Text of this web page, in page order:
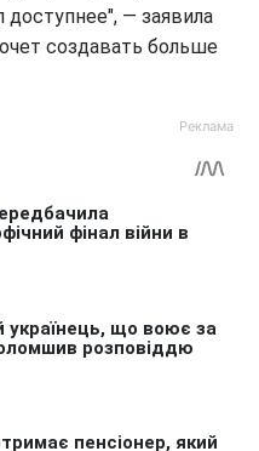
— заявила
создавать больше